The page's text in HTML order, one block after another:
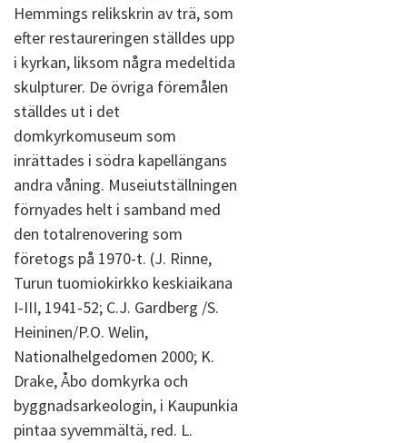
Hemmings relikskrin av trä, som
efter restaureringen ställdes upp
i kyrkan, liksom några medeltida
skulpturer. De övriga föremålen
ställdes ut i det
domkyrkomuseum som
inrättades i södra kapellängans
andra våning. Museiutställningen
förnyades helt i samband med
den totalrenovering som
företogs på 1970-t. (J. Rinne,
Turun tuomiokirkko keskiaikana
I-III, 1941-52; C.J. Gardberg /S.
Heininen/P.O. Welin,
Nationalhelgedomen 2000; K.
Drake, Åbo domkyrka och
byggnadsarkeologin, i Kaupunkia
pintaa syvemmältä, red. L.